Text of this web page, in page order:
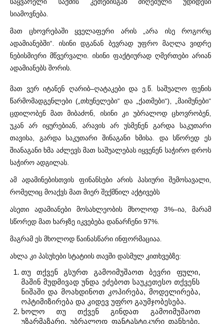
სიამოვნება.
მათ ცხოვრებაში ყველაფერი არის „არა ისე როგორც
ადამიანებში“. ისინი დგანან ბევრად უფრო მაღლა ვიდრე
ნებისმიერი მწვერვალი. ისინი ფაქტიურად ღმერთები არიან
ადამიანებს შორის.
მათ ვერ იტანენ ღარიბ–ღატაკები და ე.წ. საშუალო ფენის
წარმომადგენლები („თხუნელები“ და „ქათმები“), „მაიმუნები“
ცდილობენ მათ მიბაძონ, ისინი კი უბრალოდ ცხოვრობენ,
უკან არ იყურებიან, არავის არ უსმენენ გარდა საკუთარი
თავისა, გარდა საკუთარი შინაგანი ხმისა. და სწორედ ეს
შიანაგანი ხმა აძლევს მათ საშუალებას იყვენენ საჭირო დროს
საჭირო ადგილას.
ამ ადამინებისთვის ფინანსები არის პასიური შემოსავალი,
რომელიც მოაქვს მათ მიერ შექმნილ აქტივებს
ასეთი ადამიანები მოსახლეობის მხოლოდ 3%–ია, მარამ
სწორედ მათ ხარჯზე იკვებება დანარჩენი 97%.
მაგრამ ეს მხოლოდ წაინასწარი ინფორმაციაა.
ახლა კი პასუხები სტატიის თავში დასმულ კითხვებზე:
თუ თქვენ გსურთ გამოიმუშაოთ ბევრი ფული,
მაშინ მუდმივად უნდა ეძებოთ საუკეთესო თქვენს
ნიშაში და მოახდინოთ კოპირება, მოდელირება,
ოპტიმიზირება და კიდევ უფრო გაუმჯობესება.
ხოლო თუ თქვენ გინდათ გამოიმუშაოთ
უზარმაზარი, უბრალოდ ფანტასტიკური თანხები,